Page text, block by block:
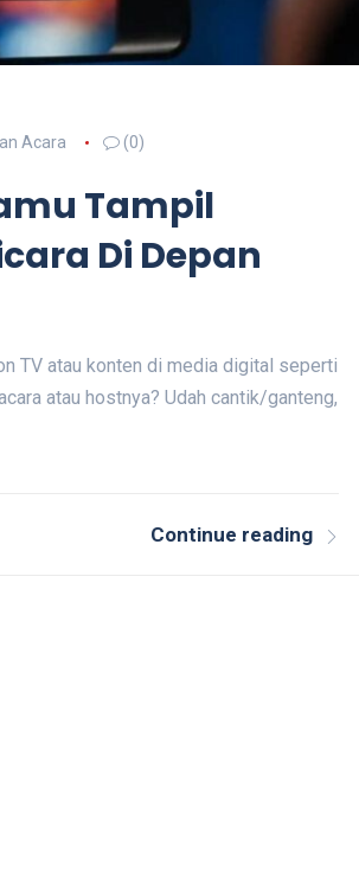
Acara (0)
Tampil
Di Depan
TV atau konten di media digital seperti
atau hostnya? Udah cantik/ganteng,
Continue reading